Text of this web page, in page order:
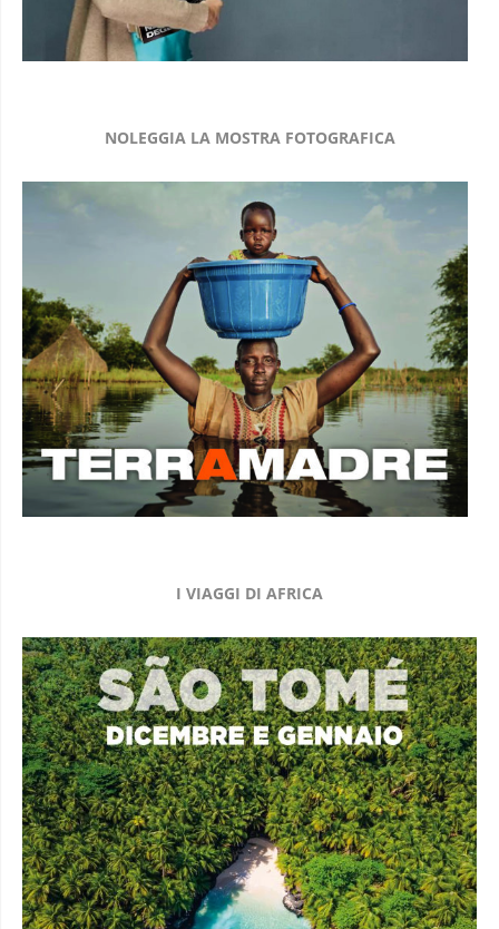
NOLEGGIA LA MOSTRA FOTOGRAFICA
I VIAGGI DI AFRICA